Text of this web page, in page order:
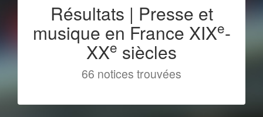
Résultats | Presse et
musique en France XIXe-
XXe siècles
66 notices trouvées